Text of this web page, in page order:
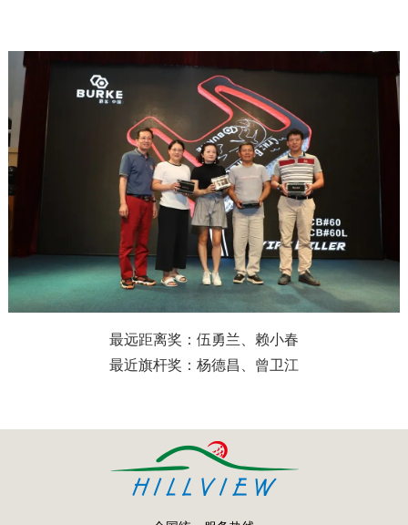
最远距离奖：伍勇兰、赖小春
最近旗杆奖：杨德昌、曾卫江